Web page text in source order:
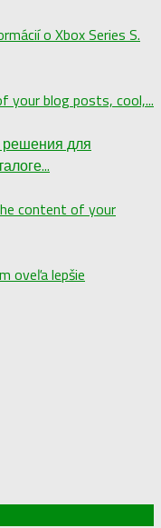
o Xbox Series S.
your blog posts, cool,...
для
content of your
oveľa lepšie